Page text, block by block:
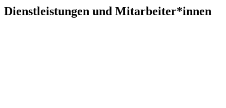
Dienstleistungen und Mitarbeiter*innen